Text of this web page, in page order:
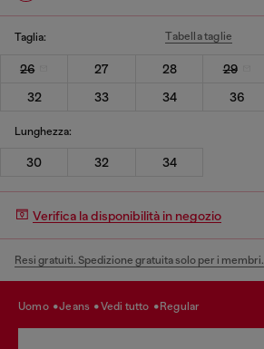
Taglia: Tabella taglie
26 27 28 29
32
33 34 36
Lunghezza:
30 32 34
Verifica la disponibilità in negozio
Resi gratuiti. Spedizione gratuita solo per i membri.
uomo jeans vedi tutto regular